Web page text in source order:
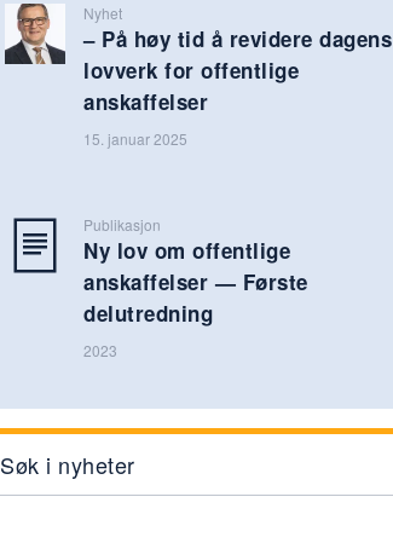
Nyhet
– På høy tid å revidere dagens
lovverk for offentlige
anskaffelser
15. januar 2025
Publikasjon
Ny lov om offentlige
anskaffelser — Første
delutredning
2023
Søk i nyheter